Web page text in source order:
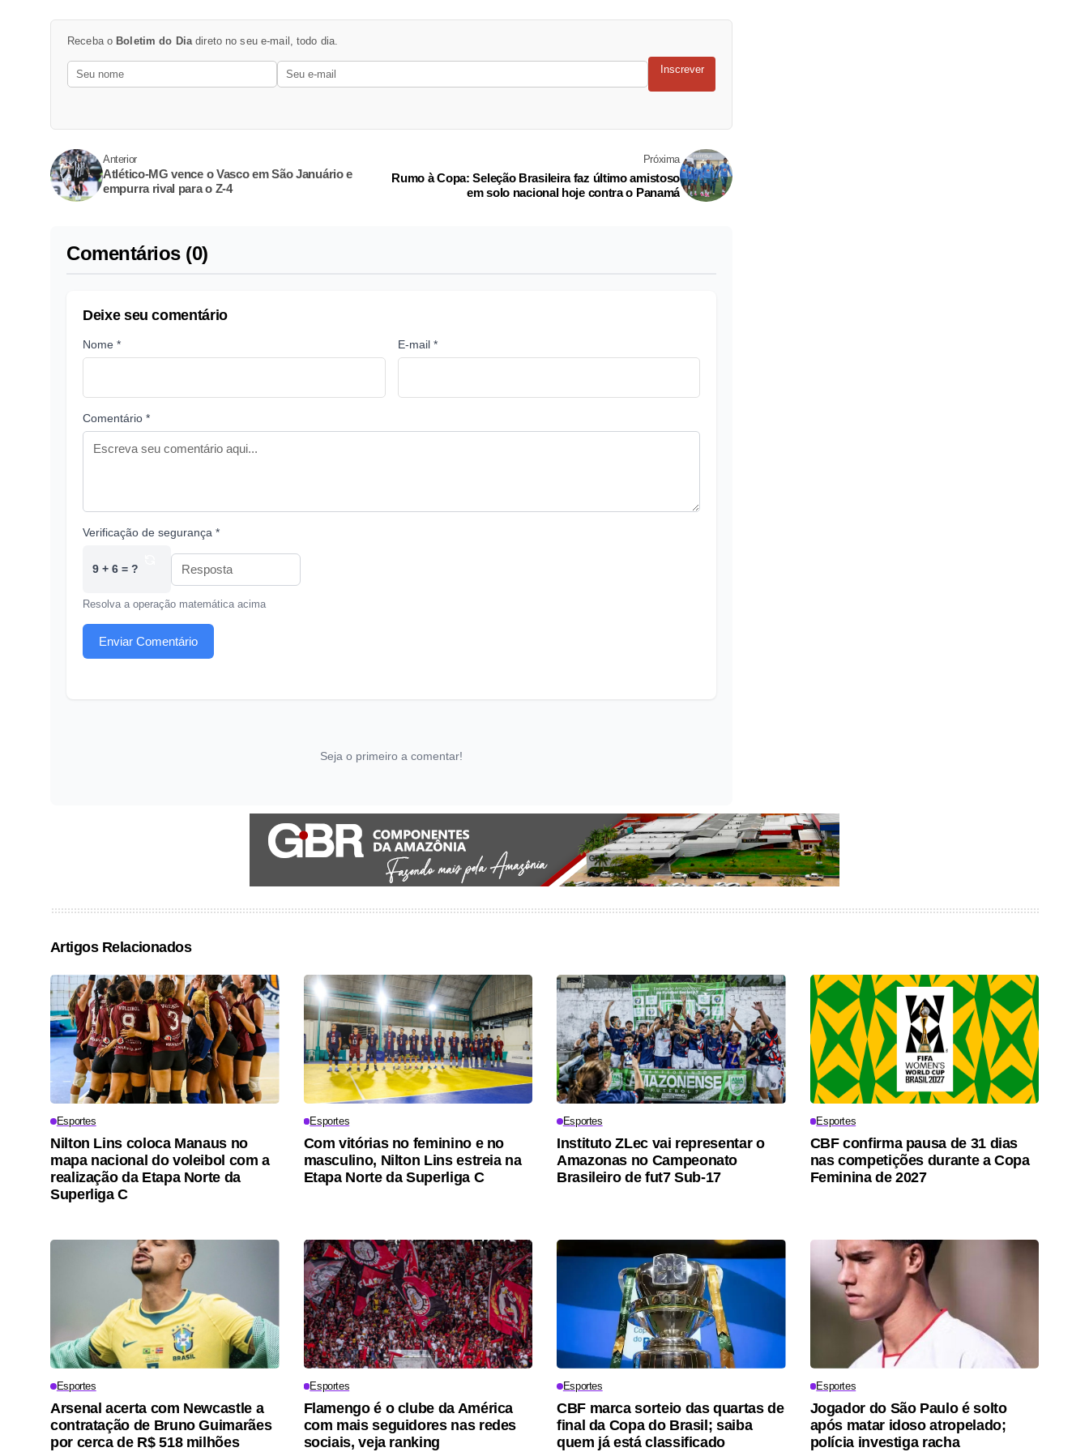
Receba o Boletim do Diadireto no seu e-mail, todo dia.
Inscrever
Anterior
Atlético-MG vence o Vasco em São Januário e
empurra rival para o Z-4
Próxima
Rumo à Copa: Seleção Brasileira faz último amistoso
em solo nacional hoje contra o Panamá
Comentários (0)
Deixe seu comentário
Nome * E-mail *
Comentário *
Verificação de segurança *
9 + 6 = ?
Resolva a operação matemática acima
Enviar Comentário
Seja o primeiro a comentar!
Artigos Relacionados
Esportes
Nilton Lins coloca Manaus no
mapa nacional do voleibol com a
realização da Etapa Norte da
Superliga C
Esportes
Com vitórias no feminino e no
masculino, Nilton Lins estreia na
Etapa Norte da Superliga C
Esportes
Instituto ZLec vai representar o
Amazonas no Campeonato
Brasileiro de fut7 Sub-17
Esportes
CBF confirma pausa de 31 dias
nas competições durante a Copa
Feminina de 2027
Esportes
Arsenal acerta com Newcastle a
contratação de Bruno Guimarães
por cerca de R$ 518 milhões
Esportes
Flamengo é o clube da América
com mais seguidores nas redes
sociais, veja ranking
Esportes
CBF marca sorteio das quartas de
final da Copa do Brasil; saiba
quem já está classificado
Esportes
Jogador do São Paulo é solto
após matar idoso atropelado;
polícia investiga racha